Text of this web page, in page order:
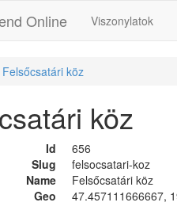
Online Viszonylatok
Felsőcsatári köz
köz
Id
656
Slug
felsocsatari-koz
Name
Felsőcsatári köz
Geo
47.457111666667,